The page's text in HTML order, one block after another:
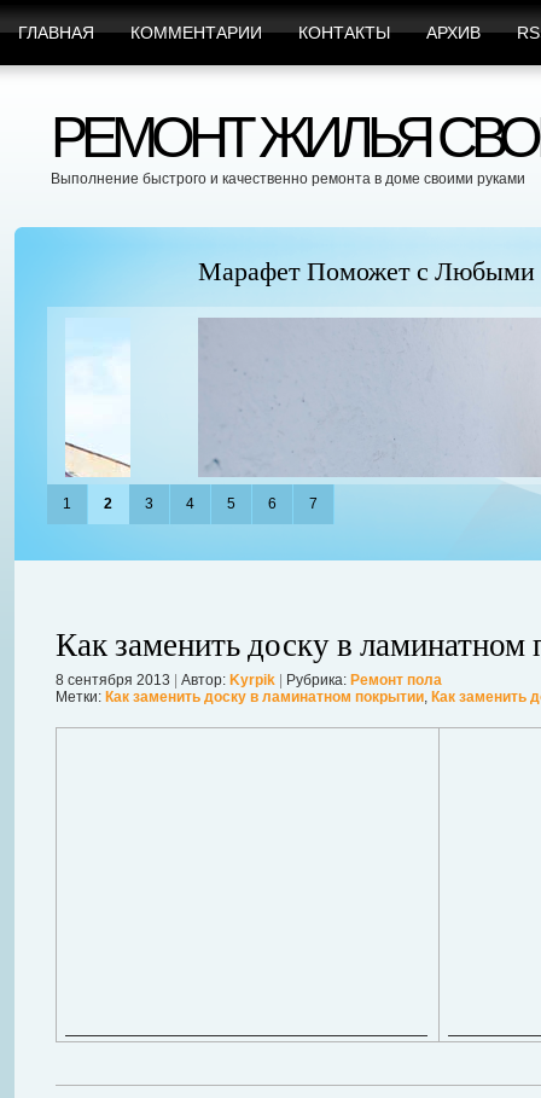
ГЛАВНАЯ КОММЕНТАРИИ КОНТАКТЫ АРХИВ
РЕМОНТ ЖИЛЬЯ
Выполнение быстрого и качественно ремонта в доме своими руками
Марафет Поможет с Любыми Видами
1 2 3 4 5 6 7
Как заменить доску в ламинатном
8 сентября 2013 Автор: Kyrpik Рубрика: Ремонт пола
Метки: Как заменить доску в ламинатном покрытии, Как заменить